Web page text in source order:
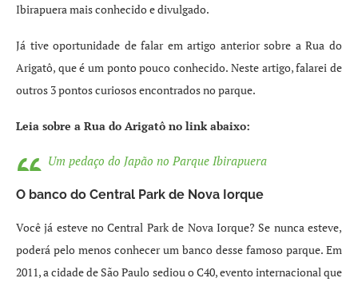
Ibirapuera mais conhecido e divulgado.
Já tive oportunidade de falar em artigo anterior sobre a Rua do
Arigatô, que é um ponto pouco conhecido. Neste artigo, falarei de
outros 3 pontos curiosos encontrados no parque.
Leia sobre a Rua do Arigatô no link abaixo:
Um pedaço do Japão no Parque Ibirapuera
O banco do Central Park de Nova Iorque
Você já esteve no Central Park de Nova Iorque? Se nunca esteve,
poderá pelo menos conhecer um banco desse famoso parque. Em
2011, a cidade de São Paulo sediou o C40, evento internacional que